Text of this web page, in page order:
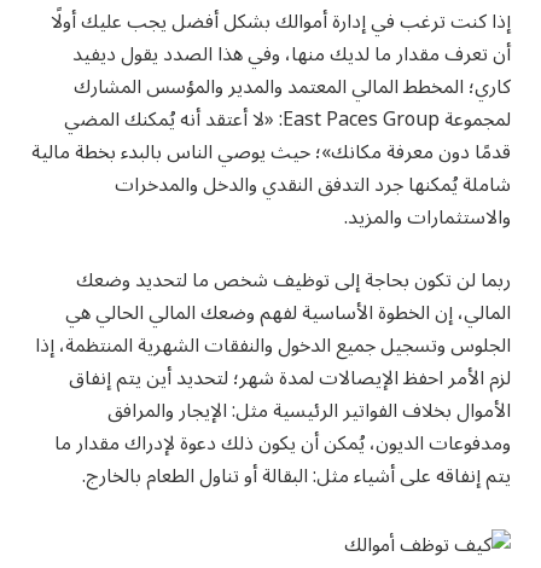
إذا كنت ترغب في إدارة أموالك بشكل أفضل يجب عليك أولًا
أن تعرف مقدار ما لديك منها، وفي هذا الصدد يقول ديفيد
كاري؛ المخطط المالي المعتمد والمدير والمؤسس المشارك
لمجموعة East Paces Group: «لا أعتقد أنه يُمكنك المضي
قدمًا دون معرفة مكانك»؛ حيث يوصي الناس بالبدء بخطة مالية
شاملة يُمكنها جرد التدفق النقدي والدخل والمدخرات
والاستثمارات والمزيد.
ربما لن تكون بحاجة إلى توظيف شخص ما لتحديد وضعك
المالي، إن الخطوة الأساسية لفهم وضعك المالي الحالي هي
الجلوس وتسجيل جميع الدخول والنفقات الشهرية المنتظمة، إذا
لزم الأمر احفظ الإيصالات لمدة شهر؛ لتحديد أين يتم إنفاق
الأموال بخلاف الفواتير الرئيسية مثل: الإيجار والمرافق
ومدفوعات الديون، يُمكن أن يكون ذلك دعوة لإدراك مقدار ما
يتم إنفاقه على أشياء مثل: البقالة أو تناول الطعام بالخارج.